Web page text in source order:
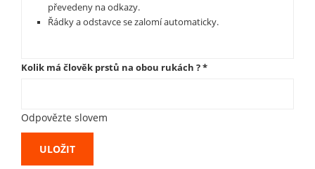
převedeny na odkazy.
Řádky a odstavce se zalomí automaticky.
Kolik má člověk prstů na obou rukách ?*
Odpovězte slovem